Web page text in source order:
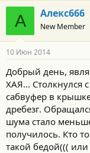
т
р
т
е
м
ы
а
н
а
л
а
А Алекс666
New Member
10 Июн 2014
Добрый день,
ХАЯ... Столкнулся
сабвуфер в
дребезг.
шума стало
получилось. Кто
такой бедой(((